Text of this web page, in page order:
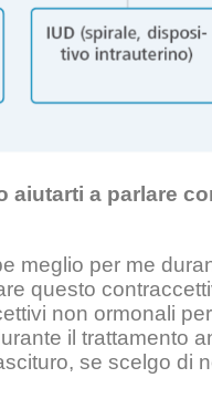
aiutarti a parlare
meglio per me
questo
non ormonali
il trattamento
se scelgo di